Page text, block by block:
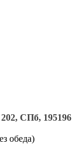
СПб, 195196
обеда)